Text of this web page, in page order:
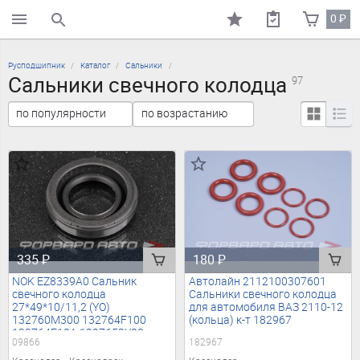
поиск по каталогу 0₽
Русподшипник Каталог Сальники
Сальники свечного колодца 97
335₽
NOK EZ8339A0 Сальник
свечного колодца
27*49*10/11,2 (YO)
132760M300 132764F100
132764F10A 1327653Y00
1327653Y0A 1327653Y10
09866
180₽
Автолайн 2112100307601
Сальники свечного колодца
для автомобиля ВАЗ 2110-12
(кольца) к-т 182967
182967